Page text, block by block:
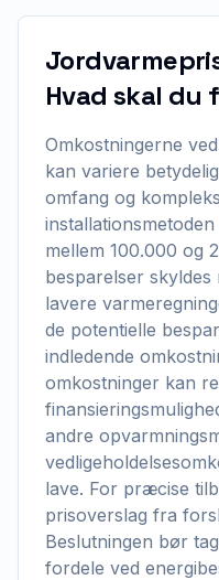
Hvad skal du
Omkostningerne
kan variere
omfang og
mellem 100.000 og
besparelser
lavere
de potentielle
indledende
omkostninger kan
andre
lave. For præcise
prisoverslag fra
Beslutningen bør
fordele ved